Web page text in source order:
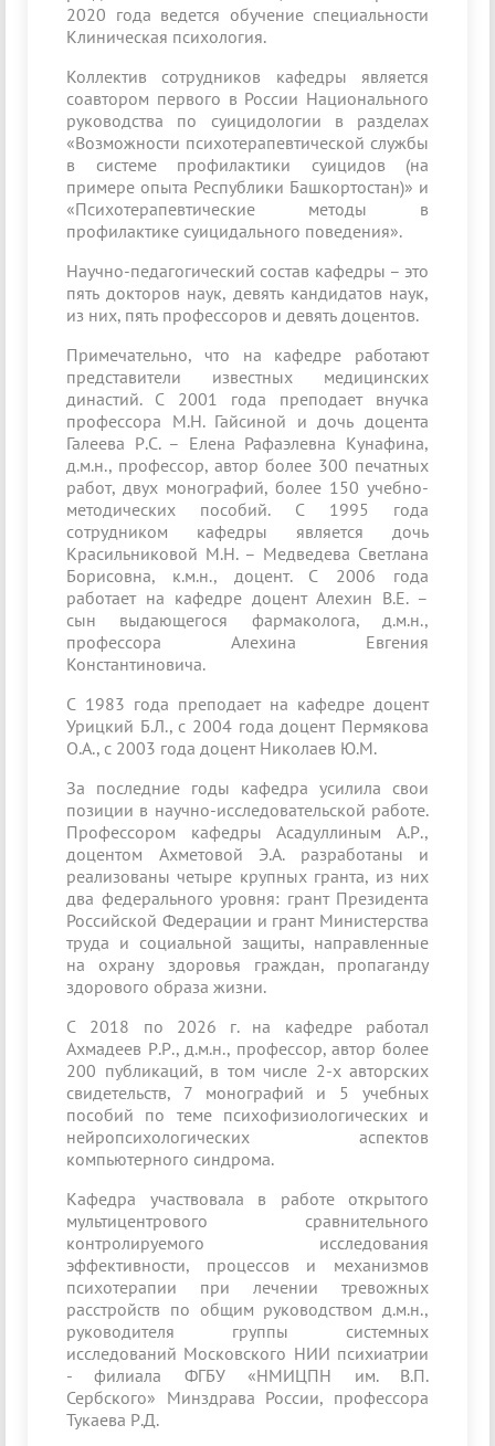
2020 года ведется обучение специальности
Клиническая психология.
Коллектив сотрудников кафедры является
соавтором первого в России Национального
руководства по суицидологии в разделах
«Возможности психотерапевтической службы
в системе профилактики суицидов (на
примере опыта Республики Башкортостан)» и
«Психотерапевтические методы в
профилактике суицидального поведения».
Научно-педагогический состав кафедры – это
пять докторов наук, девять кандидатов наук,
из них, пять профессоров и девять доцентов.
Примечательно, что на кафедре работают
представители известных медицинских
династий. С 2001 года преподает внучка
профессора М.Н. Гайсиной и дочь доцента
Галеева Р.С. – Елена Рафаэлевна Кунафина,
д.м.н., профессор, автор более 300 печатных
работ, двух монографий, более 150 учебно-
методических пособий. С 1995 года
сотрудником кафедры является дочь
Красильниковой М.Н. – Медведева Светлана
Борисовна, к.м.н., доцент. С 2006 года
работает на кафедре доцент Алехин В.Е. –
сын выдающегося фармаколога, д.м.н.,
профессора Алехина Евгения
Константиновича.
С 1983 года преподает на кафедре доцент
Урицкий Б.Л., с 2004 года доцент Пермякова
О.А., с 2003 года доцент Николаев Ю.М.
За последние годы кафедра усилила свои
позиции в научно-исследовательской работе.
Профессором кафедры Асадуллиным А.Р.,
доцентом Ахметовой Э.А. разработаны и
реализованы четыре крупных гранта, из них
два федерального уровня: грант Президента
Российской Федерации и грант Министерства
труда и социальной защиты, направленные
на охрану здоровья граждан, пропаганду
здорового образа жизни.
С 2018 по 2026 г. на кафедре работал
Ахмадеев Р.Р., д.м.н., профессор, автор более
200 публикаций, в том числе 2-х авторских
свидетельств, 7 монографий и 5 учебных
пособий по теме психофизиологических и
нейропсихологических аспектов
компьютерного синдрома.
Кафедра участвовала в работе открытого
мультицентрового сравнительного
контролируемого исследования
эффективности, процессов и механизмов
психотерапии при лечении тревожных
расстройств по общим руководством д.м.н.,
руководителя группы системных
исследований Московского НИИ психиатрии
- филиала ФГБУ «НМИЦПН им. В.П.
Сербского» Минздрава России, профессора
Тукаева Р.Д.